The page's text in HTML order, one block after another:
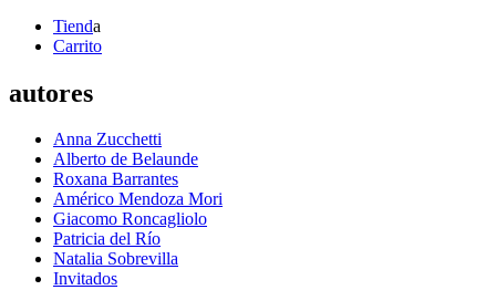
Tienda
Carrito
autores
Anna Zucchetti
Alberto de Belaunde
Roxana Barrantes
Américo Mendoza Mori
Giacomo Roncagliolo
Patricia del Río
Natalia Sobrevilla
Invitados